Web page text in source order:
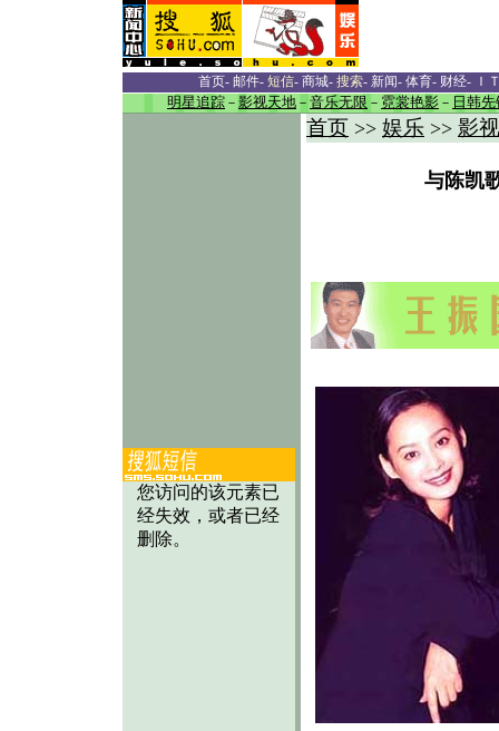
首页- 邮件- 短信- 商城- 搜索- 新闻- 体育- 财经- Ｉ
明星追踪 － 影视天地 － 音乐无限 － 霓裳艳影 － 日韩先
首页 >> 娱乐 >> 影
与陈凯